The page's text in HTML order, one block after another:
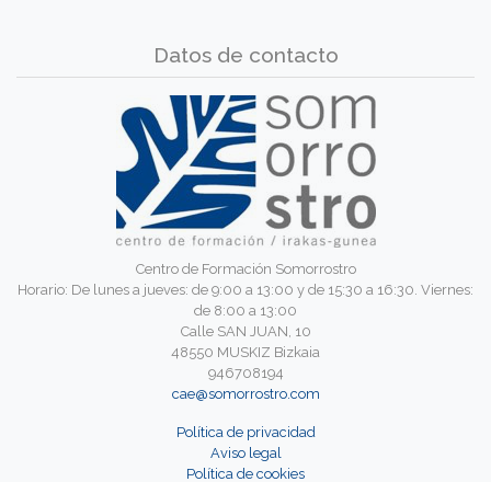
Datos de contacto
Centro de Formación Somorrostro
Horario: De lunes a jueves: de 9:00 a 13:00 y de 15:30 a 16:30. Viernes:
de 8:00 a 13:00
Calle SAN JUAN, 10
48550 MUSKIZ Bizkaia
946708194
cae@somorrostro.com
Política de privacidad
Aviso legal
Política de cookies